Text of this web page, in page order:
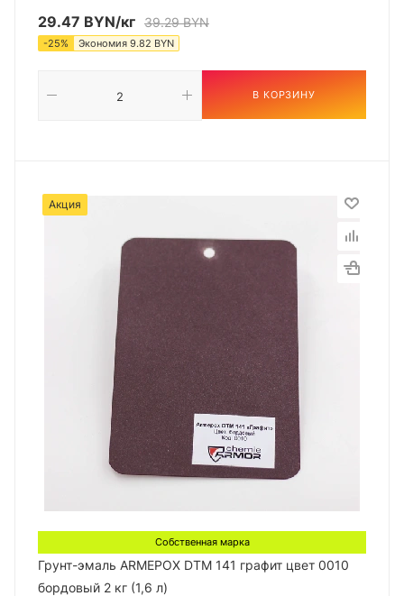
29.47 BYN/кг 39.29BYN
-25% Экономия 9.82 BYN
В КОРЗИНУ
Акция
Собственная марка
Грунт-эмаль ARMEPOX DTM 141 графит цвет 0010
бордовый 2 кг (1,6 л)